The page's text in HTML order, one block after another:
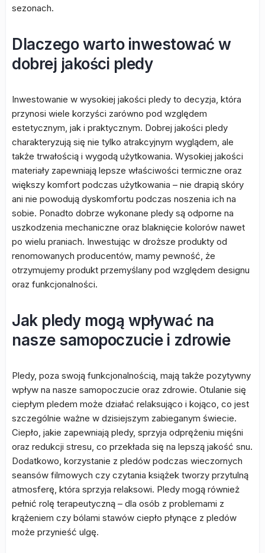
sezonach.
Dlaczego warto inwestować w
dobrej jakości pledy
Inwestowanie w wysokiej jakości pledy to decyzja, która
przynosi wiele korzyści zarówno pod względem
estetycznym, jak i praktycznym. Dobrej jakości pledy
charakteryzują się nie tylko atrakcyjnym wyglądem, ale
także trwałością i wygodą użytkowania. Wysokiej jakości
materiały zapewniają lepsze właściwości termiczne oraz
większy komfort podczas użytkowania – nie drapią skóry
ani nie powodują dyskomfortu podczas noszenia ich na
sobie. Ponadto dobrze wykonane pledy są odporne na
uszkodzenia mechaniczne oraz blaknięcie kolorów nawet
po wielu praniach. Inwestując w droższe produkty od
renomowanych producentów, mamy pewność, że
otrzymujemy produkt przemyślany pod względem designu
oraz funkcjonalności.
Jak pledy mogą wpływać na
nasze samopoczucie i zdrowie
Pledy, poza swoją funkcjonalnością, mają także pozytywny
wpływ na nasze samopoczucie oraz zdrowie. Otulanie się
ciepłym pledem może działać relaksująco i kojąco, co jest
szczególnie ważne w dzisiejszym zabieganym świecie.
Ciepło, jakie zapewniają pledy, sprzyja odprężeniu mięśni
oraz redukcji stresu, co przekłada się na lepszą jakość snu.
Dodatkowo, korzystanie z pledów podczas wieczornych
seansów filmowych czy czytania książek tworzy przytulną
atmosferę, która sprzyja relaksowi. Pledy mogą również
pełnić rolę terapeutyczną – dla osób z problemami z
krążeniem czy bólami stawów ciepło płynące z pledów
może przynieść ulgę.